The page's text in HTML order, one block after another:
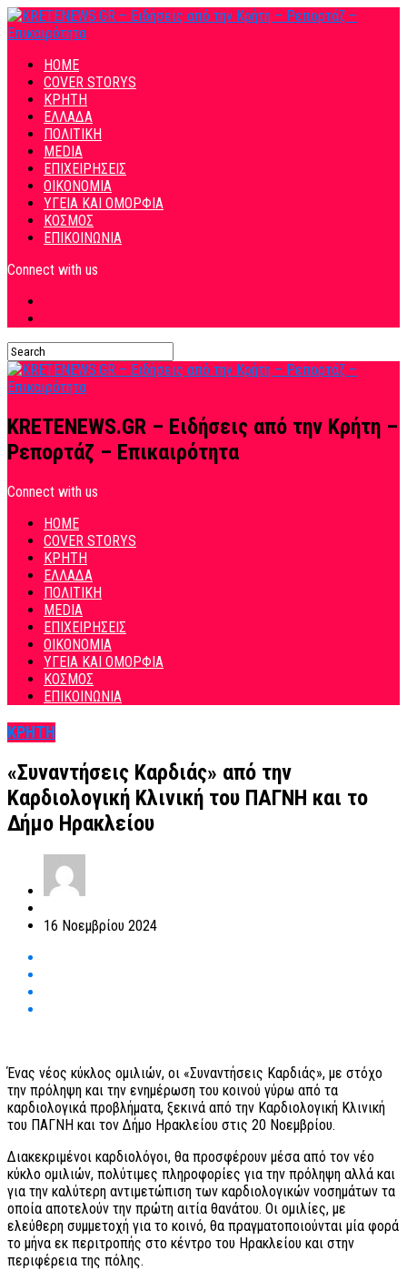
HOME
COVER STORYS
ΚΡΗΤΗ
ΕΛΛΑΔΑ
ΠΟΛΙΤΙΚΗ
MEDIA
ΕΠΙΧΕΙΡΗΣΕΙΣ
ΟΙΚΟΝΟΜΙΑ
ΥΓΕΙΑ ΚΑΙ ΟΜΟΡΦΙΑ
ΚΟΣΜΟΣ
ΕΠΙΚΟΙΝΩΝΙΑ
Connect with us
KRETENEWS.GR – Ειδήσεις από την Κρήτη –
Ρεπορτάζ – Επικαιρότητα
Connect with us
HOME
COVER STORYS
ΚΡΗΤΗ
ΕΛΛΑΔΑ
ΠΟΛΙΤΙΚΗ
MEDIA
ΕΠΙΧΕΙΡΗΣΕΙΣ
ΟΙΚΟΝΟΜΙΑ
ΥΓΕΙΑ ΚΑΙ ΟΜΟΡΦΙΑ
ΚΟΣΜΟΣ
ΕΠΙΚΟΙΝΩΝΙΑ
ΚΡΗΤΗ
«Συναντήσεις Καρδιάς» από την
Καρδιολογική Κλινική του ΠΑΓΝΗ και το
Δήμο Ηρακλείου
16 Νοεμβρίου 2024
Ένας νέος κύκλος ομιλιών, οι «Συναντήσεις Καρδιάς», με στόχο
την πρόληψη και την ενημέρωση του κοινού γύρω από τα
καρδιολογικά προβλήματα, ξεκινά από την Καρδιολογική Κλινική
του ΠΑΓΝΗ και τον Δήμο Ηρακλείου στις 20 Νοεμβρίου.
Διακεκριμένοι καρδιολόγοι, θα προσφέρουν μέσα από τον νέο
κύκλο ομιλιών, πολύτιμες πληροφορίες για την πρόληψη αλλά και
για την καλύτερη αντιμετώπιση των καρδιολογικών νοσημάτων τα
οποία αποτελούν την πρώτη αιτία θανάτου. Οι ομιλίες, με
ελεύθερη συμμετοχή για το κοινό, θα πραγματοποιούνται μία φορά
το μήνα εκ περιτροπής στο κέντρο του Ηρακλείου και στην
περιφέρεια της πόλης.